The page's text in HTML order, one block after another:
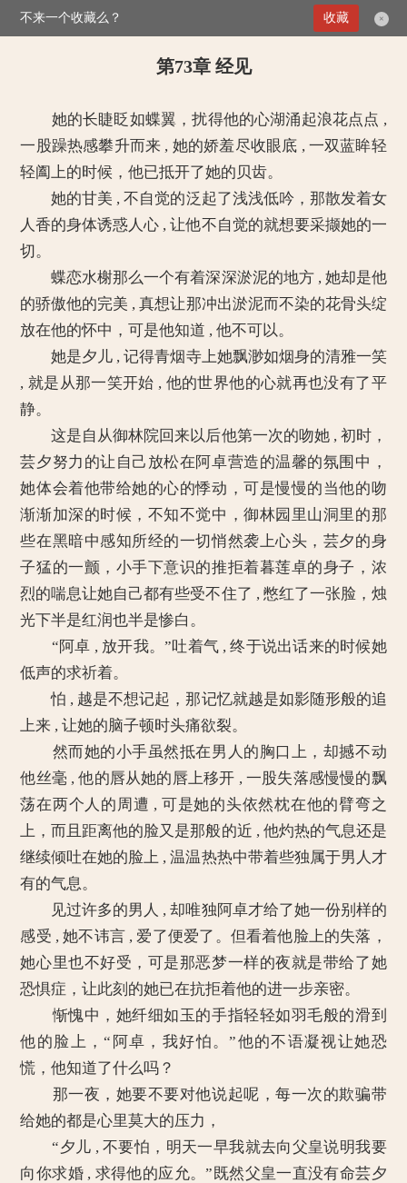
>媚倾天下：妖孽王爷别乱来 第73章 经见
第73章 经见
她的长睫眨如蝶翼，扰得他的心湖涌起浪花点点 ,
一股躁热感攀升而来 , 她的娇羞尽收眼底 , 一双蓝眸轻
轻阖上的时候，他已抵开了她的贝齿。
她的甘美 , 不自觉的泛起了浅浅低吟，那散发着女
人香的身体诱惑人心 , 让他不自觉的就想要采撷她的一
切。
蝶恋水榭那么一个有着深深淤泥的地方 , 她却是他
的骄傲他的完美 , 真想让那冲出淤泥而不染的花骨头绽
放在他的怀中，可是他知道 , 他不可以。
她是夕儿 , 记得青烟寺上她飘渺如烟身的清雅一笑
, 就是从那一笑开始 , 他的世界他的心就再也没有了平
静。
这是自从御林院回来以后他第一次的吻她 , 初时，
芸夕努力的让自己放松在阿卓营造的温馨的氛围中，
她体会着他带给她的心的悸动，可是慢慢的当他的吻
渐渐加深的时候，不知不觉中，御林园里山洞里的那
些在黑暗中感知所经的一切悄然袭上心头，芸夕的身
子猛的一颤，小手下意识的推拒着暮莲卓的身子，浓
烈的喘息让她自己都有些受不住了 , 憋红了一张脸，烛
光下半是红润也半是惨白。
“阿卓 , 放开我。”吐着气 , 终于说出话来的时候她
低声的求祈着。
怕 , 越是不想记起，那记忆就越是如影随形般的追
上来 , 让她的脑子顿时头痛欲裂。
然而她的小手虽然抵在男人的胸口上，却撼不动
他丝毫 , 他的唇从她的唇上移开 , 一股失落感慢慢的飘
荡在两个人的周遭 , 可是她的头依然枕在他的臂弯之
上，而且距离他的脸又是那般的近 , 他灼热的气息还是
继续倾吐在她的脸上 , 温温热热中带着些独属于男人才
有的气息。
见过许多的男人 , 却唯独阿卓才给了她一份别样的
感受 , 她不讳言 , 爱了便爱了。但看着他脸上的失落，
她心里也不好受，可是那恶梦一样的夜就是带给了她
恐惧症，让此刻的她已在抗拒着他的进一步亲密。
惭愧中，她纤细如玉的手指轻轻如羽毛般的滑到
他的脸上，“阿卓，我好怕。”他的不语凝视让她恐
慌，他知道了什么吗？
那一夜，她要不要对他说起呢，每一次的欺骗带
给她的都是心里莫大的压力，
“夕儿 , 不要怕，明天一早我就去向父皇说明我要
向你求婚 , 求得他的应允。”既然父皇一直没有命芸夕
不来一个收藏么？ ×
收藏